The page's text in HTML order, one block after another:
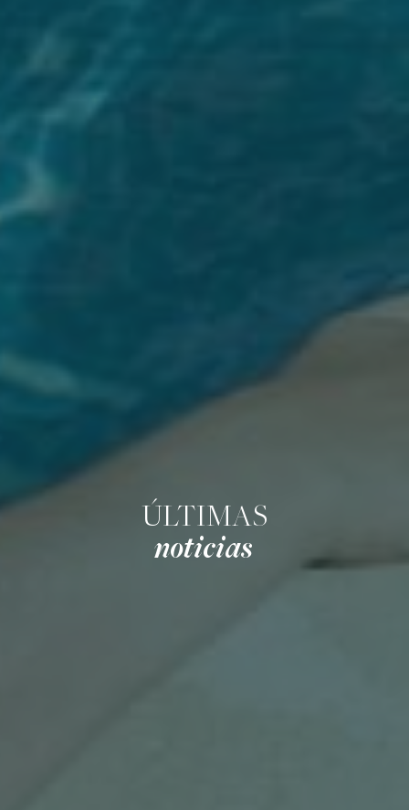
ÚLTIMAS
noticias